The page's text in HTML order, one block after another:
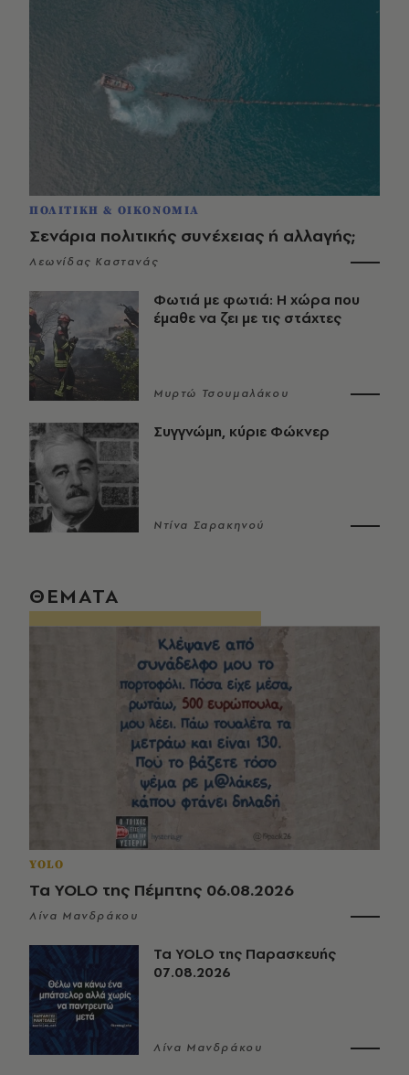
ΠΟΛΙΤΙΚΗ & ΟΙΚΟΝΟΜΙΑ
Σενάρια πολιτικής συνέχειας ή αλλαγής;
Λεωνίδας Καστανάς
Φωτιά με φωτιά: Η χώρα που
έμαθε να ζει με τις στάχτες
Μυρτώ Τσουμαλάκου
Συγγνώμη, κύριε Φώκνερ
Ντίνα Σαρακηνού
ΘΕΜΑΤΑ
YOLO
Τα YOLO της Πέμπτης 06.08.2026
Λίνα Μανδράκου
Τα YOLO της Παρασκευής
07.08.2026
Λίνα Μανδράκου